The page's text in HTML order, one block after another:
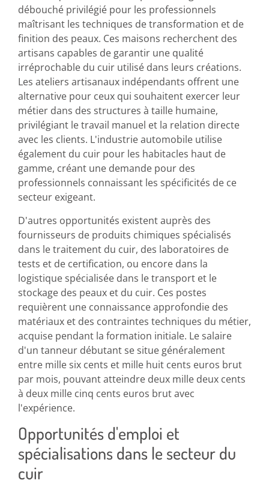
débouché privilégié pour les professionnels
maîtrisant les techniques de transformation et de
finition des peaux. Ces maisons recherchent des
artisans capables de garantir une qualité
irréprochable du cuir utilisé dans leurs créations.
Les ateliers artisanaux indépendants offrent une
alternative pour ceux qui souhaitent exercer leur
métier dans des structures à taille humaine,
privilégiant le travail manuel et la relation directe
avec les clients. L'industrie automobile utilise
également du cuir pour les habitacles haut de
gamme, créant une demande pour des
professionnels connaissant les spécificités de ce
secteur exigeant.
D'autres opportunités existent auprès des
fournisseurs de produits chimiques spécialisés
dans le traitement du cuir, des laboratoires de
tests et de certification, ou encore dans la
logistique spécialisée dans le transport et le
stockage des peaux et du cuir. Ces postes
requièrent une connaissance approfondie des
matériaux et des contraintes techniques du métier,
acquise pendant la formation initiale. Le salaire
d'un tanneur débutant se situe généralement
entre mille six cents et mille huit cents euros brut
par mois, pouvant atteindre deux mille deux cents
à deux mille cinq cents euros brut avec
l'expérience.
Opportunités d'emploi et
spécialisations dans le secteur du
cuir